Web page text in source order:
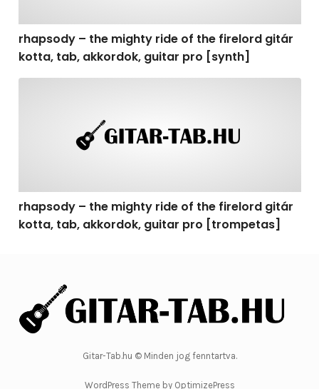
rhapsody – the mighty ride of the firelord gitár
kotta, tab, akkordok, guitar pro [synth]
rhapsody – the mighty ride of the firelord gitár
kotta, tab, akkordok, guitar pro [trompetas]
Gitar-Tab.hu © Minden jog fenntartva.
WordPress Theme by OptimizePress